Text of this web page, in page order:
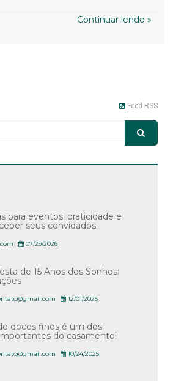
Continuar lendo »
Feed RSS
para eventos: praticidade e
seus convidados.
07/29/2026
de 15 Anos dos Sonhos:
12/01/2025
doces finos é um dos
do casamento!
10/24/2025